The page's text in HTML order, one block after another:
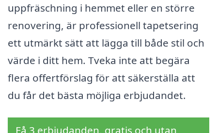
uppfräschning i hemmet eller en större
renovering, är professionell tapetsering
ett utmärkt sätt att lägga till både stil och
värde i ditt hem. Tveka inte att begära
flera offertförslag för att säkerställa att
du får det bästa möjliga erbjudandet.
Få 3 erbjudanden, gratis och utan